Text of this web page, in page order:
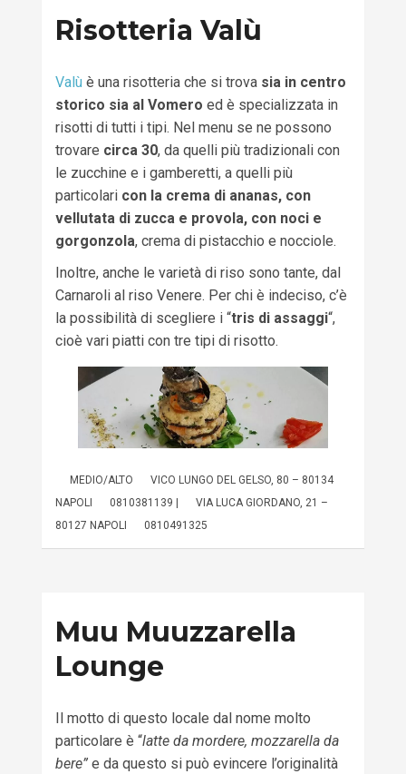
Risotteria Valù
Valù è una risotteria che si trova sia in centro
storico sia al Vomero ed è specializzata in
risotti di tutti i tipi. Nel menu se ne possono
trovare circa 30, da quelli più tradizionali con
le zucchine e i gamberetti, a quelli più
particolari con la crema di ananas, con
vellutata di zucca e provola, con noci e
gorgonzola, crema di pistacchio e nocciole.
Inoltre, anche le varietà di riso sono tante, dal
Carnaroli al riso Venere. Per chi è indeciso, c’è
la possibilità di scegliere i “tris di assaggi“,
cioè vari piatti con tre tipi di risotto.
MEDIO/ALTO
VICO LUNGO DEL GELSO, 80 – 80134
NAPOLI
0810381139 |
VIA LUCA GIORDANO, 21 –
80127 NAPOLI
0810491325
Muu Muuzzarella
Lounge
Il motto di questo locale dal nome molto
particolare è “latte da mordere, mozzarella da
bere”e da questo si può evincere l’originalità